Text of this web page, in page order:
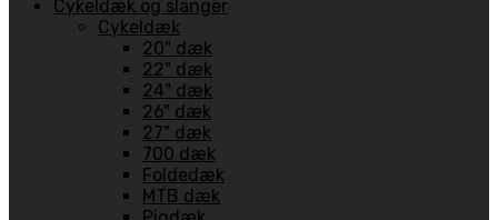
Cykeldæk og slanger
Cykeldæk
20" dæk
22" dæk
24" dæk
26" dæk
27" dæk
700 dæk
Foldedæk
MTB dæk